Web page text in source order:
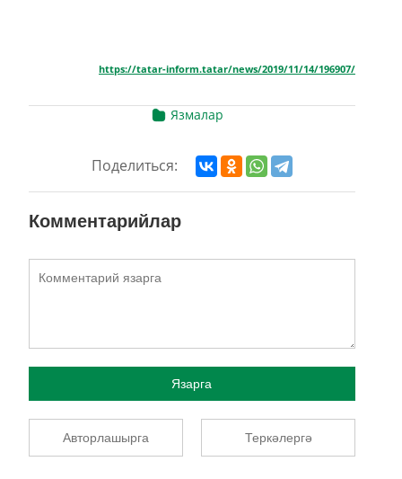
https://tatar-inform.tatar/news/2019/11/14/196907/
Язмалар
Поделиться:
Комментарийлар
Язарга
Авторлашырга Теркәлергә